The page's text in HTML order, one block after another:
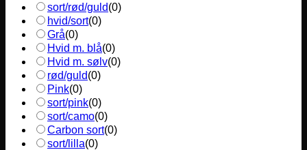
sort/rød/guld(0)
hvid/sort(0)
Grå(0)
Hvid m. blå(0)
Hvid m. sølv(0)
rød/guld(0)
Pink(0)
sort/pink(0)
sort/camo(0)
Carbon sort(0)
sort/lilla(0)